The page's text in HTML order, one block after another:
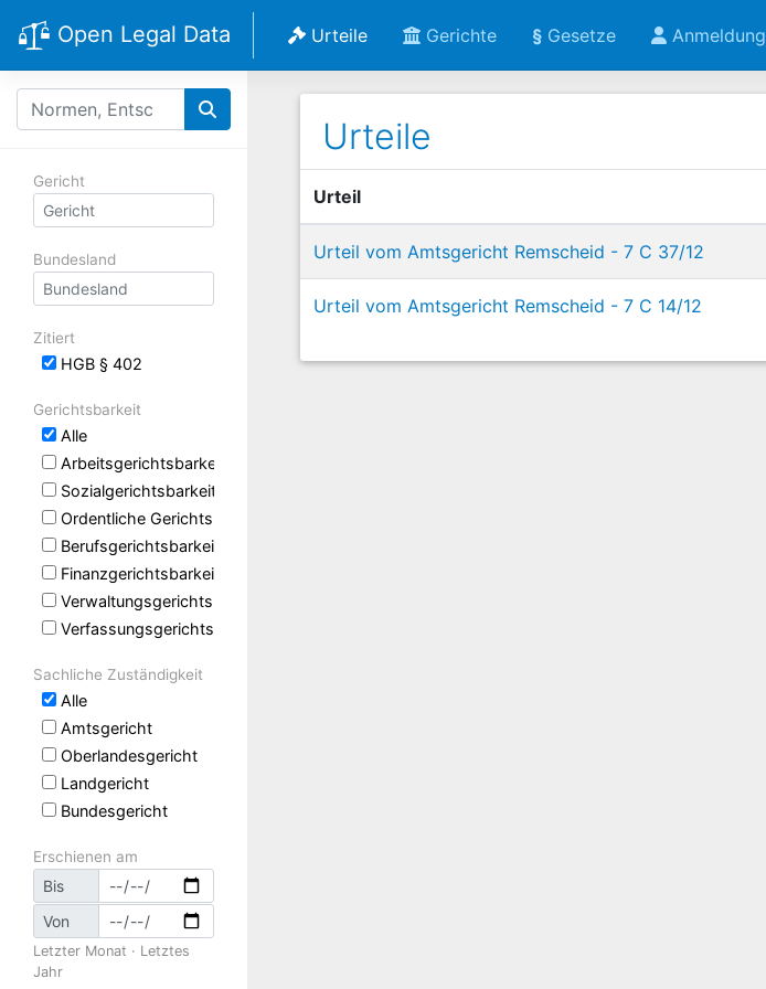
Open Legal Data Urteile Gerichte § Gesetze Anmeldung
Gericht
Bundesland
Zitiert
HGB § 402
Gerichtsbarkeit
Alle
Arbeitsgerichtsbarkeit
Sozialgerichtsbarkeit
Ordentliche Gerichtsbarkeit
Berufsgerichtsbarkeit
Finanzgerichtsbarkeit
Verwaltungsgerichtsbarkeit
Verfassungsgerichtsbarkeit
Sachliche Zuständigkeit
Alle
Amtsgericht
Oberlandesgericht
Landgericht
Bundesgericht
Erschienen am
Bis
Von
Letzter Monat · Letztes
Jahr
Urteile
Urteil
Urteil vom Amtsgericht Remscheid - 7 C 37/12
Urteil vom Amtsgericht Remscheid - 7 C 14/12